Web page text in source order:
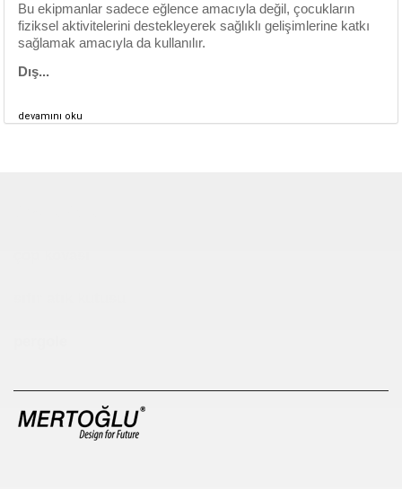
Bu ekipmanlar sadece eğlence amacıyla değil, çocukların
fiziksel aktivitelerini destekleyerek sağlıklı gelişimlerine katkı
sağlamak amacıyla da kullanılır.
Dış...
devamını oku